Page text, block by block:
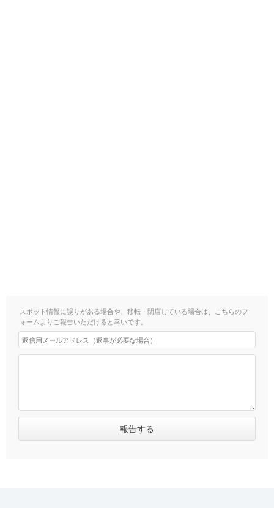
スポット情報に誤りがある場合や、移転・閉店している場合は、こちらのフ
ォームよりご報告いただけると幸いです。